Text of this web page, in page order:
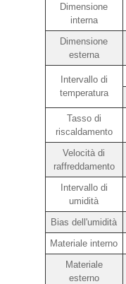
Dimensione
interna
Dimensione
esterna
Intervallo di
temperatura
Tasso di
riscaldamento
Velocità di
raffreddamento
Intervallo di
umidità
Bias dell'umidità
Materiale interno
Materiale
esterno